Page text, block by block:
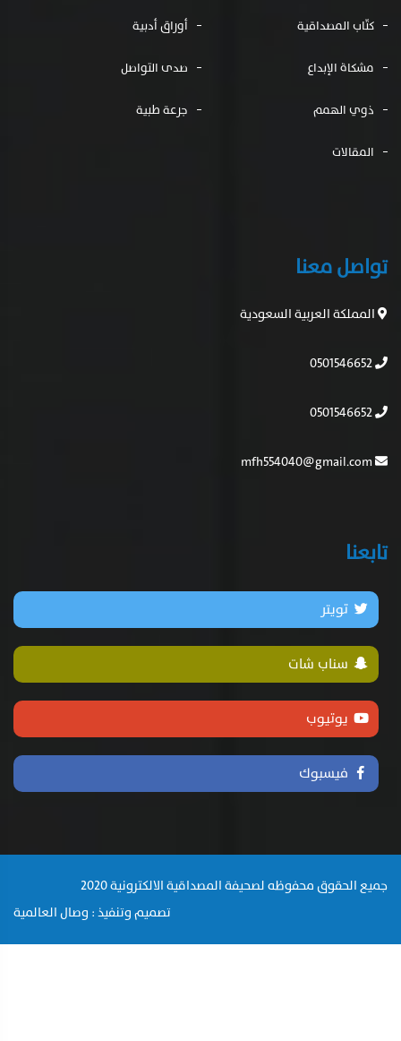
كتّاب المصداقية أوراق أدبية
مشكاة الإبداع صدى التواصل
ذوي الهمم جرعة طبية
المقالات
تواصل معنا
المملكة العربية السعودية
تابعنا
تويتر
سناب شات
يوتيوب
فيسبوك
جميع الحقوق محفوظه لصحيفة المصداقية الالكترونية 2020
تصميم وتنفيذ : وصال العالمية